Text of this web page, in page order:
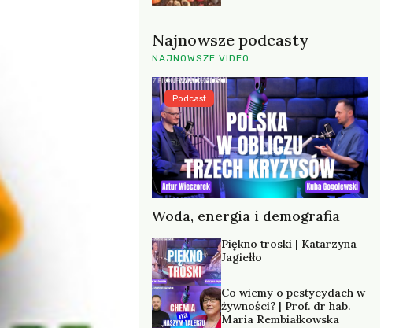
Najnowsze podcasty
NAJNOWSZE VIDEO
Woda, energia i demografia
Podcast
Piękno troski | Katarzyna
Jagiełło
Co wiemy o pestycydach w
żywności? | Prof. dr hab.
Maria Rembiałkowska